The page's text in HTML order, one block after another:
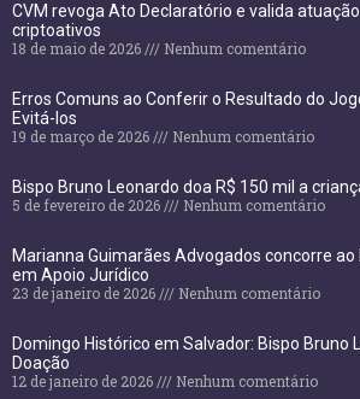
CVM revoga Ato Declaratório e valida
criptoativos
18 de maio de 2026
Nenhum comentário
Erros Comuns ao Conferir o Resultado do
Evitá-los
19 de março de 2026
Nenhum comentário
Bispo Bruno Leonardo doa R$ 150 mil a
5 de fevereiro de 2026
Nenhum comentário
Marianna Guimarães Advogados concorre
em Apoio Jurídico
23 de janeiro de 2026
Nenhum comentário
Domingo Histórico em Salvador: Bispo Bruno
Doação
12 de janeiro de 2026
Nenhum comentário